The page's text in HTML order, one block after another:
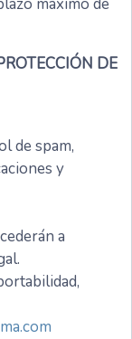
DE
de spam,
y
a